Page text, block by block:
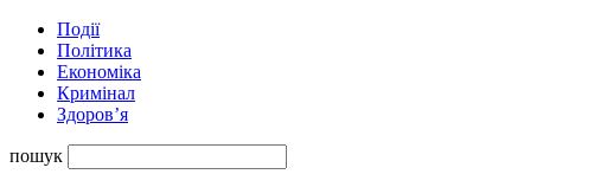
Події
Політика
Економіка
Кримінал
Здоров’я
пошук